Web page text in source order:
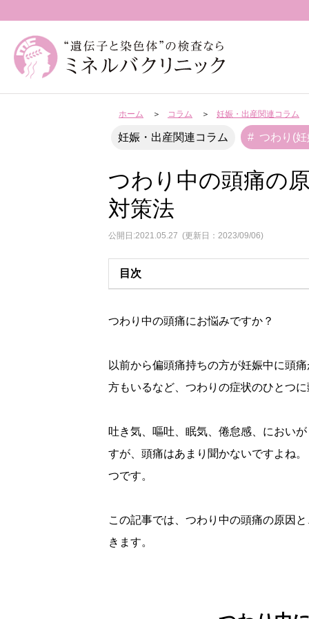
ホーム コラム 妊娠・出産関連コラム
妊娠・出産関連コラム つわり(
つわり中の頭痛の
対策法
公開日:2021.05.27 (更新日：2023/09/06)
目次
つわり中の頭痛にお悩みですか？
以前から偏頭痛持ちの方が妊娠中に頭
方もいるなど、つわりの症状のひとつ
吐き気、嘔吐、眠気、倦怠感、におい
すが、頭痛はあまり聞かないですよね
つです。
この記事では、つわり中の頭痛の原因
きます。